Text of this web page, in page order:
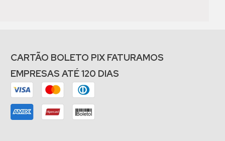
CARTÃO BOLETO PIX FATURAMOS
EMPRESAS ATÉ 120 DIAS